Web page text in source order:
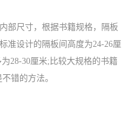
部尺寸，根据书籍规格，隔板
准设计的隔板间高度为24-26厘
28-30厘米;比较大规格的书籍
错的方法。